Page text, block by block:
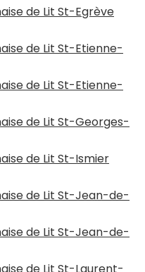
de Lit St-Egrève
de Lit St-Etienne-
de Lit St-Etienne-
de Lit St-Georges-
de Lit St-Ismier
de Lit St-Jean-de-
de Lit St-Jean-de-
de Lit St-Laurent-